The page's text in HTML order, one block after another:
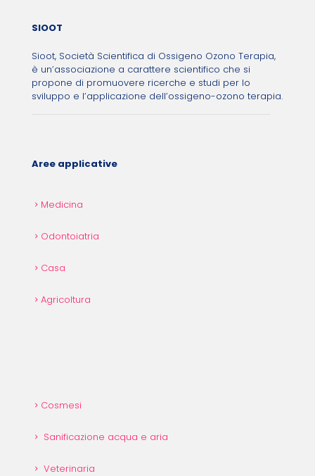
SIOOT
Sioot, Società Scientifica di Ossigeno Ozono Terapia,
è un’associazione a carattere scientifico che si
propone di promuovere ricerche e studi per lo
sviluppo e l’applicazione dell’ossigeno-ozono terapia.
Aree applicative
Medicina
Odontoiatria
Casa
Agricoltura
Cosmesi
Sanificazione acqua e aria
Veterinaria